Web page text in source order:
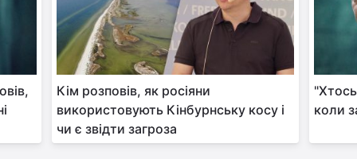
Кім розповів, як росіяни
використовують Кінбурнську косу і
чи є звідти загроза
коли